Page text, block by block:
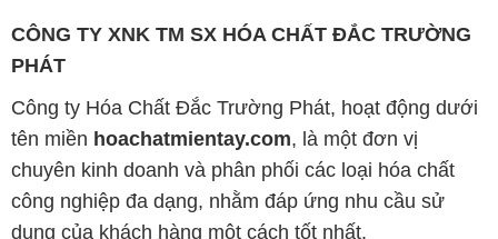
CÔNG TY XNK TM SX HÓA CHẤT ĐẮC TRƯỜNG
PHÁT
Công ty Hóa Chất Đắc Trường Phát, hoạt động dưới
tên miền hoachatmientay.com, là một đơn vị
chuyên kinh doanh và phân phối các loại hóa chất
công nghiệp đa dạng, nhằm đáp ứng nhu cầu sử
dụng của khách hàng một cách tốt nhất.